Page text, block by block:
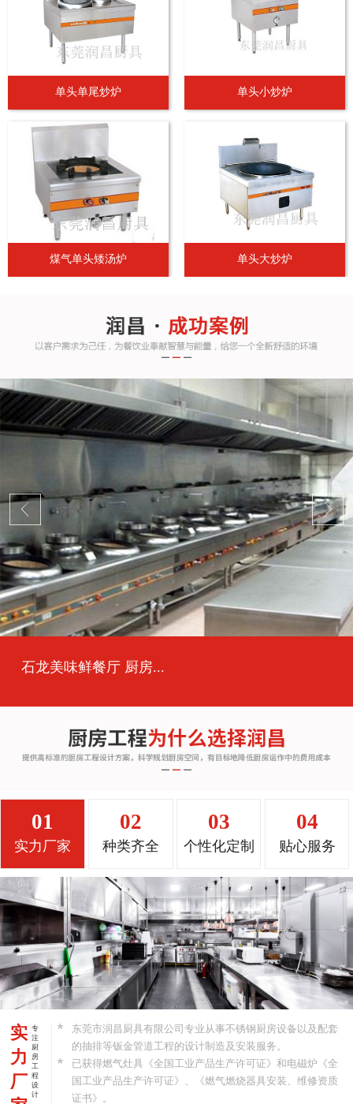
单头单尾炒炉 单头小炒炉
煤气单头矮汤炉 单头大炒炉
石龙美味鲜餐厅 厨房...
01
实力厂家
02
种类齐全
03
个性化定制
04
贴心服务
实
力
厂
专
注
厨
房
工
程
设
计
东莞市润昌厨具有限公司专业从事不锈钢厨房设备以及配套
的抽排等钣金管道工程的设计制造及安装服务。
已获得燃气灶具《全国工业产品生产许可证》和电磁炉《全
国工业产品生产许可证》、《燃气燃烧器具安装、维修资质
证书》。